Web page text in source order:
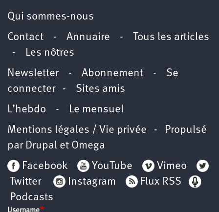
Qui sommes-nous
Contact - Annuaire - Tous les articles
-
Les nôtres
Newsletter- Abonnement - Se
connecter- Sites amis
L’hebdo -
Le mensuel
Mentions légales / Vie privée - Propulsé
par Drupal et Omega
Facebook
YouTube
Vimeo
Twitter
Instagram
Flux RSS
Podcasts